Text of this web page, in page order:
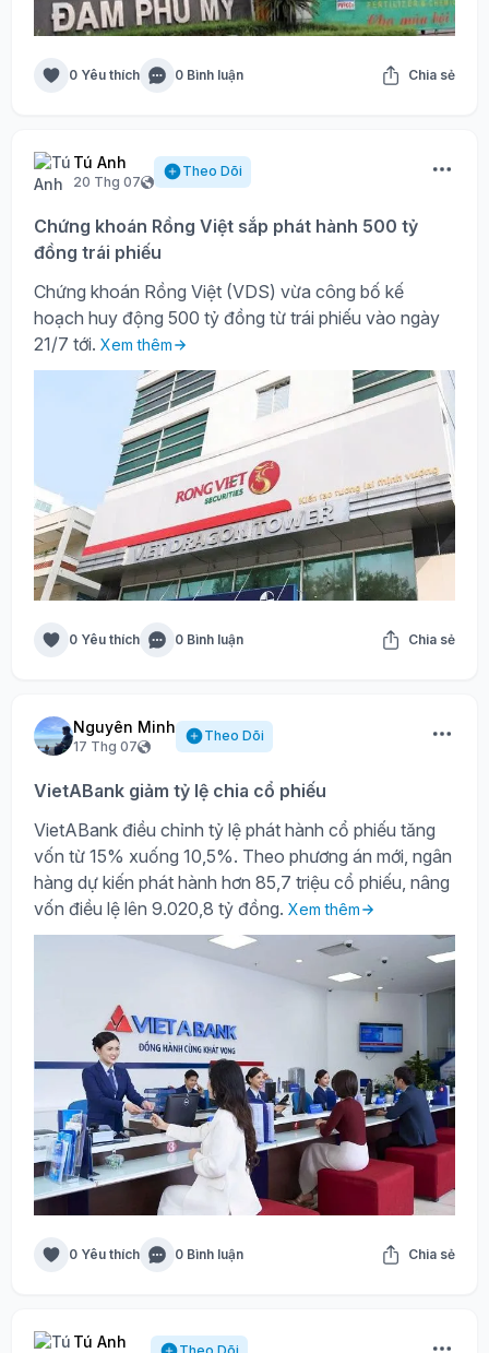
0 Yêu thích 0 Bình luận Chia sẻ
Tú Anh
20 Thg 07
Theo Dõi
Chứng khoán Rồng Việt sắp phát hành 500 tỷ
đồng trái phiếu
Chứng khoán Rồng Việt (VDS) vừa công bố kế
hoạch huy động 500 tỷ đồng từ trái phiếu vào ngày
21/7 tới. Xem thêm
0 Yêu thích 0 Bình luận Chia sẻ
Nguyên Minh
17 Thg 07
Theo Dõi
VietABank giảm tỷ lệ chia cổ phiếu
VietABank điều chỉnh tỷ lệ phát hành cổ phiếu tăng
vốn từ 15% xuống 10,5%. Theo phương án mới, ngân
hàng dự kiến phát hành hơn 85,7 triệu cổ phiếu, nâng
vốn điều lệ lên 9.020,8 tỷ đồng. Xem thêm
0 Yêu thích 0 Bình luận Chia sẻ
Tú Anh